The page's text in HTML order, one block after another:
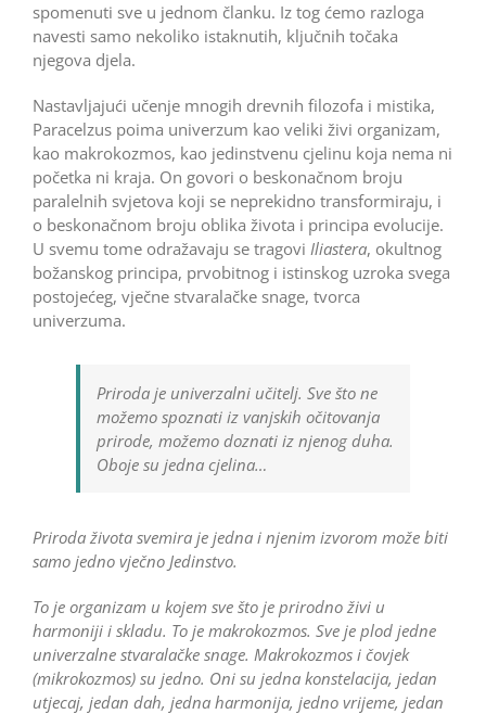
spomenuti sve u jednom članku. Iz tog ćemo razloga
navesti samo nekoliko istaknutih, ključnih točaka
njegova djela.
Nastavljajući učenje mnogih drevnih filozofa i mistika,
Paracelzus poima univerzum kao veliki živi organizam,
kao makrokozmos, kao jedinstvenu cjelinu koja nema ni
početka ni kraja. On govori o beskonačnom broju
paralelnih svjetova koji se neprekidno trans­formiraju, i
o beskonačnom broju oblika života i principa evolucije.
U svemu tome odražavaju se tragovi Iliastera, okultnog
božanskog principa, prvobitnog i istinskog uzroka svega
postojećeg, vječne stvaralačke snage, tvorca
univerzuma.
Priroda je univerzalni učitelj. Sve što ne
možemo spoznati iz vanjskih očitovanja
prirode, možemo doznati iz njenog duha.
Oboje su jedna cjelina…
Priroda života svemira je jedna i njenim izvorom može biti
samo jedno vječno Jedinstvo.
To je organizam u kojem sve što je prirodno živi u
harmoniji i skladu. To je makrokozmos. Sve je plod jedne
univerzalne stvaralačke snage. Makrokozmos i čovjek
(mikrokozmos) su jedno. Oni su jedna konstelacija, jedan
utjecaj, jedan dah, jedna harmonija, jedno vrijeme, jedan